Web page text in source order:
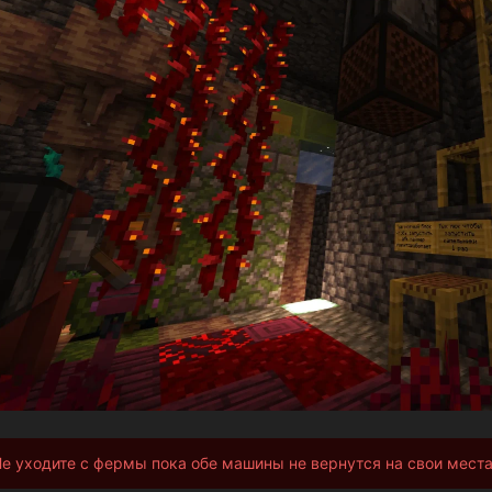
уходите с фермы пока обе машины не вернутся на свои